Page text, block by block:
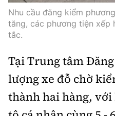
Thế giới xây dựng
Lối sống
Ẩm thực
Khám phá
Câu chuyện giao thông
Giải trí - Thể thao
Cơ quan chủ quản: Bộ Xây
Giấy phép số: 03/GP-
Tòa soạn: Số 2 Nguyễn
Nhu cầu đăng kiểm
tăng, các phương tiện xếp
tắc.
Tại Trung tâm
lượng xe đỗ chờ
thành hai hàng, với